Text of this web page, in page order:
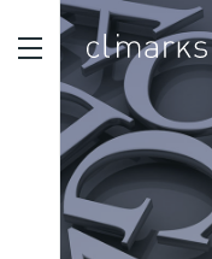
選ばれる理由